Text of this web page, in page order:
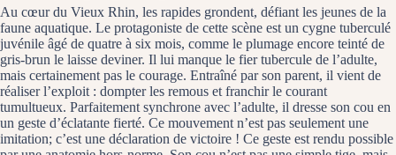
Au cœur du Vieux Rhin, les rapides grondent, défiant les jeunes de la
faune aquatique. Le protagoniste de cette scène est un cygne tuberculé
juvénile âgé de quatre à six mois, comme le plumage encore teinté de
gris-brun le laisse deviner. Il lui manque le fier tubercule de l’adulte,
mais certainement pas le courage. Entraîné par son parent, il vient de
réaliser l’exploit : dompter les remous et franchir le courant
tumultueux. Parfaitement synchrone avec l’adulte, il dresse son cou en
un geste d’éclatante fierté. Ce mouvement n’est pas seulement une
imitation; c’est une déclaration de victoire ! Ce geste est rendu possible